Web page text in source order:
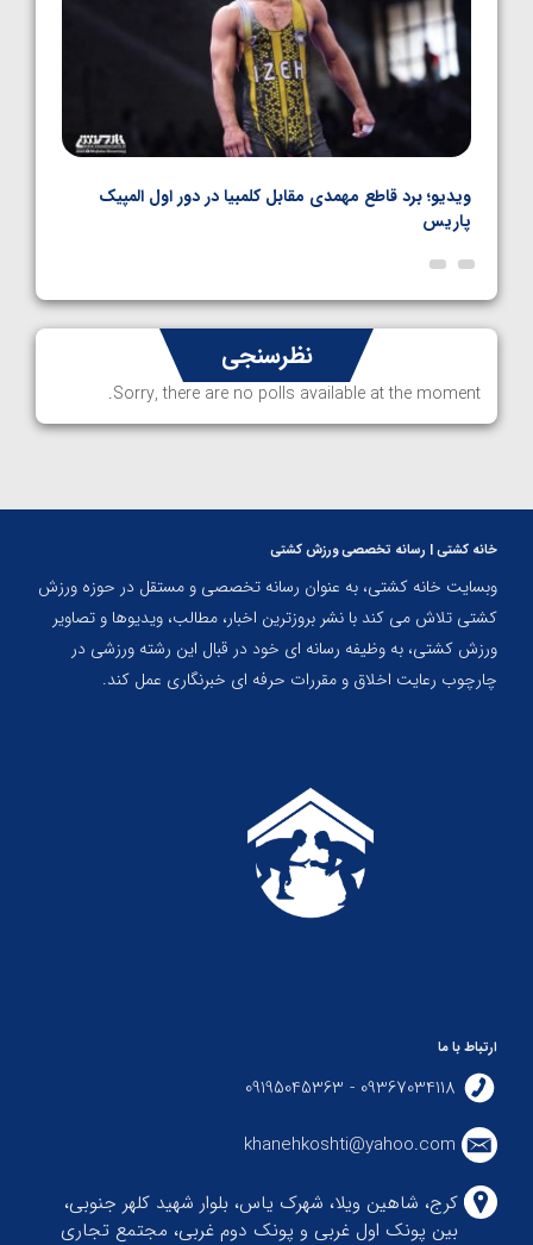
ویدیو؛ برد قاطع مهمدی مقابل کلمبیا در دور اول المپیک
پاریس
نظرسنجی
Sorry, there are no polls available at the moment.
خانه کشتی | رسانه تخصصی ورزش کشتی
وبسایت خانه کشتی، به عنوان رسانه تخصصی و مستقل در حوزه ورزش
کشتی تلاش می کند با نشر بروزترین اخبار، مطالب، ویدیوها و تصاویر
ورزش کشتی، به وظیفه رسانه ای خود در قبال این رشته ورزشی در
چارچوب رعایت اخلاق و مقررات حرفه ای خبرنگاری عمل کند.
ارتباط با ما
09367034118 - 09195045363
khanehkoshti@yahoo.com
کرج، شاهین ویلا، شهرک یاس، بلوار شهید کلهر جنوبی،
بین پونک اول غربی و پونک دوم غربی، مجتمع تجاری